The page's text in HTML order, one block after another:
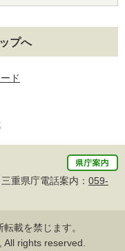
プへ
ド
重県庁電話案内： 059-
載を禁じます。
rights reserved.